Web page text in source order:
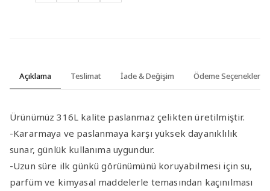
Açıklama Teslimat İade & Değişim Ödeme Seçenekleri
Ürünümüz 316L kalite paslanmaz çelikten üretilmiştir.
-Kararmaya ve paslanmaya karşı yüksek dayanıklılık
sunar, günlük kullanıma uygundur.
-Uzun süre ilk günkü görünümünü koruyabilmesi için su,
parfüm ve kimyasal maddelerle temasından kaçınılması